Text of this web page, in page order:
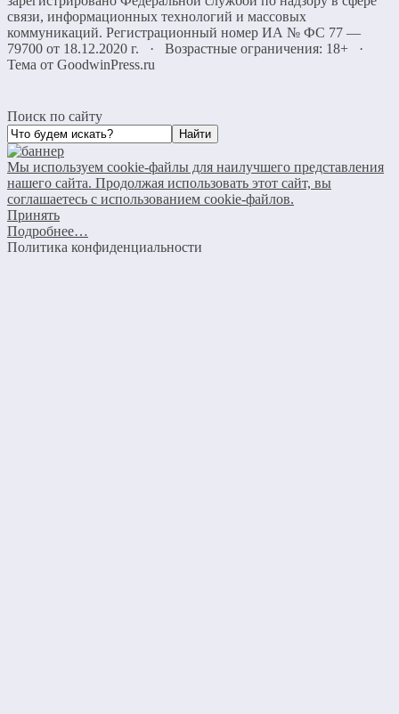
связи, информационных технологий и массовых
коммуникаций. Регистрационный номер ИА № ФС 77 —
79700 от 18.12.2020 г. · Возрастные ограничения: 18+
·
Тема от GoodwinPress.ru
Поиск по сайту
Мы используем cookie-файлы для наилучшего представления
нашего сайта. Продолжая использовать этот сайт, вы
соглашаетесь с использованием cookie-файлов.
Принять
Подробнее…
Политика конфиденциальности